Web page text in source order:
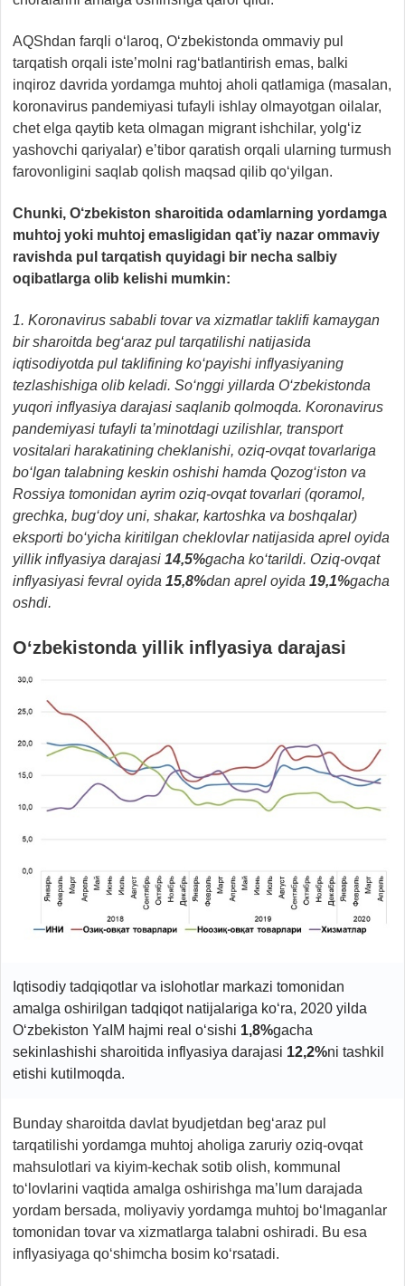
AQShdan farqli o‘laroq, O‘zbekistonda ommaviy pul
tarqatish orqali iste’molni rag‘batlantirish emas, balki
inqiroz davrida yordamga muhtoj aholi qatlamiga (masalan,
koronavirus pandemiyasi tufayli ishlay olmayotgan oilalar,
chet elga qaytib keta olmagan migrant ishchilar, yolg‘iz
yashovchi qariyalar) e’tibor qaratish orqali ularning turmush
farovonligini saqlab qolish maqsad qilib qo‘yilgan.
Chunki, O‘zbekiston sharoitida odamlarning yordamga
muhtoj yoki muhtoj emasligidan qat’iy nazar ommaviy
ravishda pul tarqatish quyidagi bir necha salbiy
oqibatlarga olib kelishi mumkin:
1. Koronavirus sababli tovar va xizmatlar taklifi kamaygan
bir sharoitda beg‘araz pul tarqatilishi natijasida
iqtisodiyotda pul taklifining ko‘payishi inflyasiyaning
tezlashishiga olib keladi. So‘nggi yillarda O‘zbekistonda
yuqori inflyasiya darajasi saqlanib qolmoqda. Koronavirus
pandemiyasi tufayli ta’minotdagi uzilishlar, transport
vositalari harakatining cheklanishi, oziq-ovqat tovarlariga
bo‘lgan talabning keskin oshishi hamda Qozog‘iston va
Rossiya tomonidan ayrim oziq-ovqat tovarlari (qoramol,
grechka, bug‘doy uni, shakar, kartoshka va boshqalar)
eksporti bo‘yicha kiritilgan cheklovlar natijasida aprel oyida
yillik inflyasiya darajasi 14,5%gacha ko‘tarildi. Oziq-ovqat
inflyasiyasi fevral oyida 15,8%dan aprel oyida 19,1%gacha
oshdi.
O‘zbekistonda yillik inflyasiya darajasi
Iqtisodiy tadqiqotlar va islohotlar markazi tomonidan
amalga oshirilgan tadqiqot natijalariga ko‘ra, 2020 yilda
O‘zbekiston YaIM hajmi real o‘sishi 1,8%gacha
sekinlashishi sharoitida inflyasiya darajasi 12,2%ni tashkil
etishi kutilmoqda.
Bunday sharoitda davlat byudjetdan beg‘araz pul
tarqatilishi yordamga muhtoj aholiga zaruriy oziq-ovqat
mahsulotlari va kiyim-kechak sotib olish, kommunal
to‘lovlarini vaqtida amalga oshirishga ma’lum darajada
yordam bersada, moliyaviy yordamga muhtoj bo‘lmaganlar
tomonidan tovar va xizmatlarga talabni oshiradi. Bu esa
inflyasiyaga qo‘shimcha bosim ko‘rsatadi.